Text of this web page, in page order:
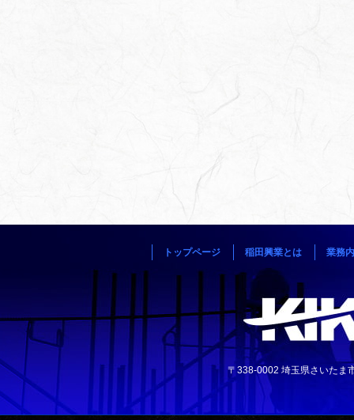
トップページ 稲田興業とは 業務
〒338-0002 埼玉県さいた